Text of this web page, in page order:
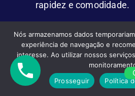
rapidez e comodidade.
FACILIDADES
FornecemosÁgua
de 10L e 20L,além de
individuais para
Nós armazenamos dados
experiência de navegação e
interesse. Ao utilizar nossos
Prosseguir
Política